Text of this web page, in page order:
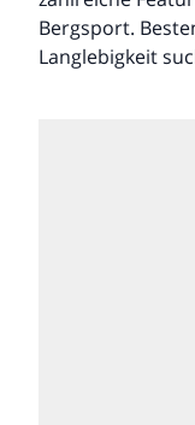
Bergsport.
Langlebigkeit